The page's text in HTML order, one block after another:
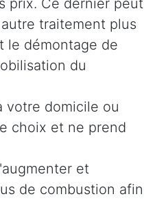
prix. Ce dernier peut
traitement plus
le démontage de
du
votre domicile ou
choix et ne prend
et
de combustion afin